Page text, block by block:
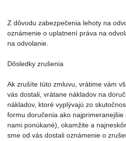
Z dôvodu zabezpečenia lehoty na
oznámenie o uplatnení práva na
na odvolanie.
Dôsledky zrušenia
Ak zrušíte túto zmluvu, vrátime vám
vás dostali, vrátane nákladov na
nákladov, ktoré vyplývajú zo
formu doručenia ako
nami ponúkané), okamžite a
sme od vás dostali oznámenie o